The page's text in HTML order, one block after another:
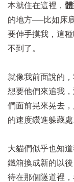
本就住在這裡，
的地方──比如床
要伸手摸我，這
不到了。
就像我前面說的
想要他們來追我，
們面前晃來晃去
的速度鑽進躲藏處
大貓們似乎也知
鐵箱換成新的以
待在那個隧道裡